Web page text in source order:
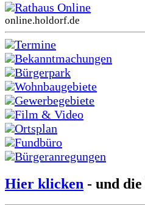
Rathaus Online
online.holdorf.de
Termine
Bekanntmachungen
Bürgerpark
Wohnbaugebiete
Gewerbegebiete
Film & Video
Ortsplan
Fundbüro
Bürgeranregungen
Hier klicken - und